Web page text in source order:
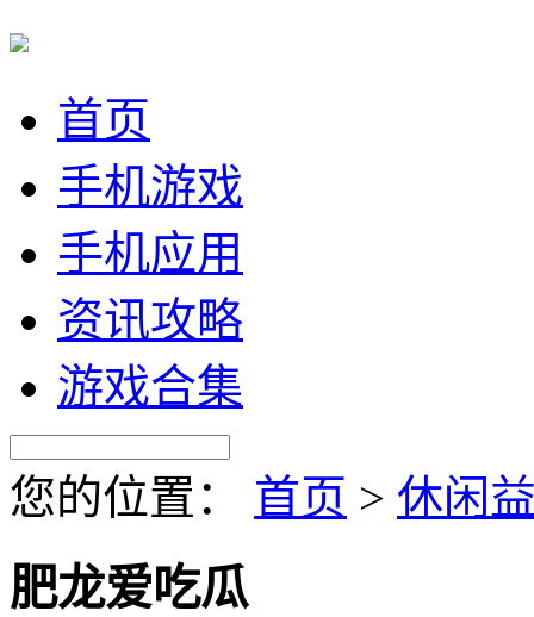
首页
手机游戏
手机应用
资讯攻略
游戏合集
您的位置： 首页 > 休闲
肥龙爱吃瓜